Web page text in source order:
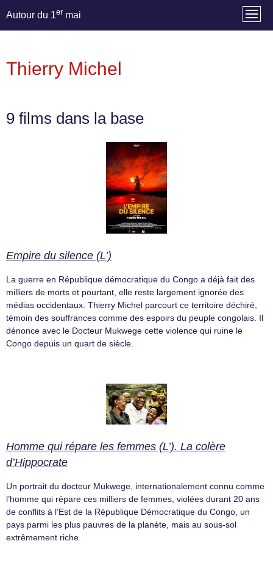
Autour du 1er mai
Thierry Michel
9 films dans la base
Empire du silence (L’)
La guerre en République démocratique du Congo a déjà fait des
milliers de morts et pourtant, elle reste largement ignorée des
médias occidentaux. Thierry Michel parcourt ce territoire déchiré,
témoin des souffrances comme des espoirs du peuple congolais. Il
dénonce avec le Docteur Mukwege cette violence qui ruine le
Congo depuis un quart de siècle.
Homme qui répare les femmes (L’). La colère
d’Hippocrate
Un portrait du docteur Mukwege, internationalement connu comme
l’homme qui répare ces milliers de femmes, violées durant 20 ans
de conflits à l’Est de la République Démocratique du Congo, un
pays parmi les plus pauvres de la planète, mais au sous-sol
extrêmement riche.